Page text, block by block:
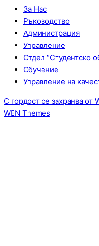
За Нас
Ръководство
Администрация
Управление
Отдел “Студентско
Обучение
Управление на
С гордост се захранва от
WEN Themes